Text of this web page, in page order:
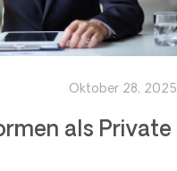
Oktober 28, 2025
als Private